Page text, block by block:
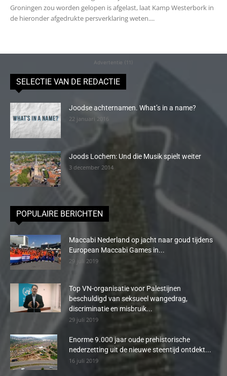
Groningen zou worden gelopen is afgelast, laat Kamp Westerbork in
de hieronder afgedrukte persverklaring weten....
Advertentie (11)
SELECTIE VAN DE REDACTIE
Joodse achternamen. What’s in a name?
22 januari 2016
Joods Lochem: Und die Musik spielt weiter
3 december 2014
POPULAIRE BERICHTEN
Maccabi Nederland op jacht naar goud tijdens
European Maccabi Games in...
29 juli 2019
Top VN-organisatie voor Palestijnen
beschuldigd van seksueel wangedrag,
discriminatie en misbruik...
29 juli 2019
Enorme 9.000 jaar oude prehistorische
nederzetting uit de nieuwe steentijd ontdekt...
16 juli 2019